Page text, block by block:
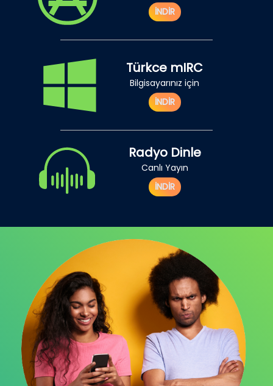
İNDİR
Türkce mIRC
Bilgisayarınız için
İNDİR
Radyo Dinle
Canlı Yayın
İNDİR